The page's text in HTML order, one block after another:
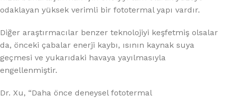
odaklayan yüksek verimli bir fototermal yapı vardır.
Diğer araştırmacılar benzer teknolojiyi keşfetmiş olsalar
da, önceki çabalar enerji kaybı, ısının kaynak suya
geçmesi ve yukarıdaki havaya yayılmasıyla
engellenmiştir.
Dr. Xu, “Daha önce deneysel fototermal